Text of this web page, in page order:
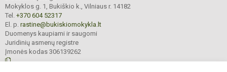
Mokyklos g. 1, Bukiškio k., Vilniaus r. 14182
Tel. +370 604 52317
El. p. rastine@bukiskiomokykla.lt
Duomenys kaupiami ir saugomi
Juridinių asmenų registre
Įmonės kodas 306139262